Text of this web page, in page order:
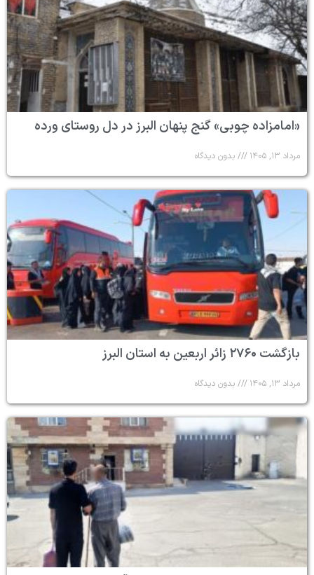
«امامزاده چوبی» گنج پنهان البرز در دل روستای ورده
مرداد ۱۳, ۱۴۰۵ بدون دیدگاه
بازگشت ۲۷۶۰ زائر اربعین به استان البرز
مرداد ۱۳, ۱۴۰۵ بدون دیدگاه